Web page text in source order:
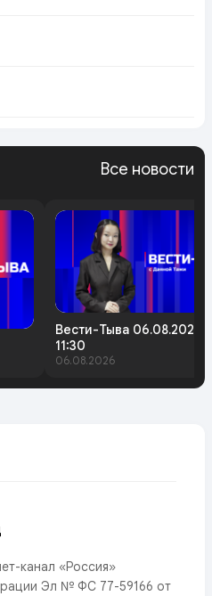
Все новости
Вести-Тыва 06.08.2026.
11:30
06.08.2026
канал «Россия»
Эл № ФС 77-59166 от